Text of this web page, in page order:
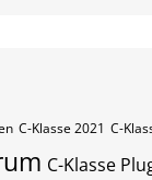
C-Klasse 2021 C-
C-Klasse